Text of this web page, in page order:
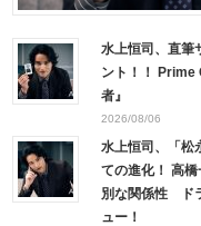
水上恒司、直筆
ント！！ Prime
者』
2026/08/06
水上恒司、「松
ての進化！ 高
別な関係性 ド
ュー！